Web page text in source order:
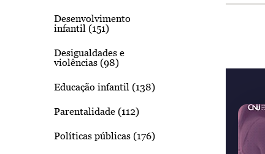
Desenvolvimento
infantil (151)
Desigualdades e
violências (98)
Educação infantil (138)
Parentalidade (112)
Políticas públicas (176)